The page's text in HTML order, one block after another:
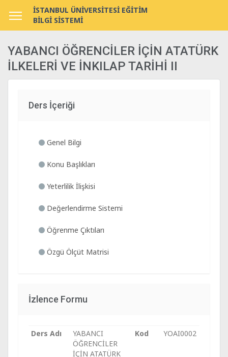
İSTANBUL ÜNİVERSİTESİ EĞİTİM
BİLGİ SİSTEMİ
YABANCI ÖĞRENCİLER İÇİN ATATÜRK
İLKELERİ VE İNKILAP TARİHİ II
Ders İçeriği
Genel Bilgi
Konu Başlıkları
Yeterlilik İlişkisi
Değerlendirme Sistemi
Öğrenme Çıktıları
Özgü Ölçüt Matrisi
İzlence Formu
Ders Adı
YABANCI
ÖĞRENCİLER
İÇİN ATATÜRK
Kod YOAI0002